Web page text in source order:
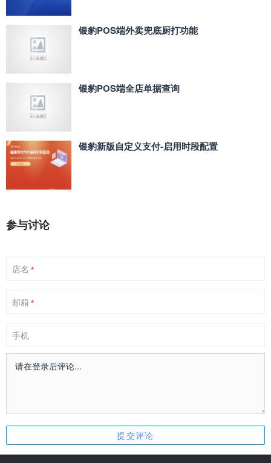
银豹POS端外卖兜底厨打功能
银豹POS端全店单据查询
银豹新版自定义支付‑启用时段配置
参与讨论
店名 *
邮箱 *
手机